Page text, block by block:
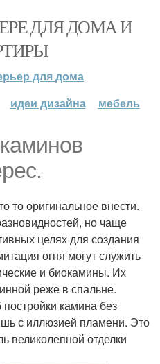
ДЛЯ ДОМА И
для дома
идеи дизайна мебель
то оригинальное внести.
но чаще
целях для создания
огня могут служить
и биокамины. Их
реже в спальне.
камина без
с иллюзией пламени. Это
великолепной отделки